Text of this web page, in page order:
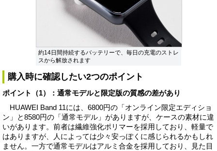
約14日間持続するバッテリーで、毎日の充電のストレ
スから解放されます
購入時に確認したい2つのポイント
ポイント（1）：通常モデルと限定版の質感の差があり
HUAWEI Band 11には、6800円の「オンライン限定エディショ
ン」と8580円の「通常モデル」がありますが、ケースの素材に違
いがあります。前者は繊維強化ポリマーを採用しており、軽量で
はありますが、人によっては少々安っぽくに感じられるかもしれ
ません。一方で通常モデルはアルミ合金を採用しており、見た目